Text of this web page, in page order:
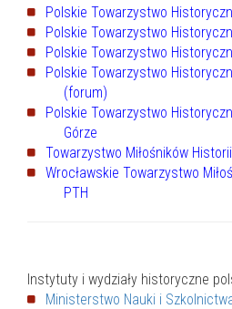
Polskie Towarzystwo
Polskie Towarzystwo
Polskie Towarzystwo
Polskie Towarzystwo
(forum)
Polskie Towarzystwo
Górze
Towarzystwo Miłośników
Wrocławskie Towarzystwo
PTH
Instytuty i wydziały historyczne
Ministerstwo Nauki i